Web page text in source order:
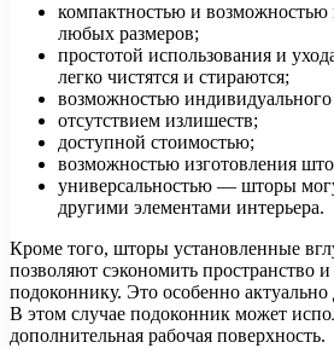
компактностью и
любых размеров;
простотой использования и
легко чистятся и стираются;
возможностью индивидуального
отсутствием излишеств;
доступной стоимостью;
возможностью изготовления
универсальностью — шторы
другими элементами интерьера.
Кроме того, шторы установленные
позволяют сэкономить пространство
подоконнику. Это особенно
В этом случае подоконник может
дополнительная рабочая поверхность.